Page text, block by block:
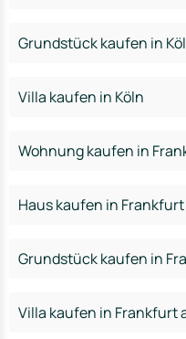
Grundstück kaufen in
Villa kaufen in Köln
Wohnung kaufen in
Haus kaufen in
Grundstück kaufen in
Villa kaufen in Frankfurt